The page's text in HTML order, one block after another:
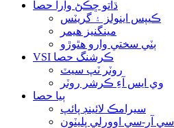
ڌاتو ڇڪڻ وارا حصا
ڪيپس اينولز ۽ گريٽس
مينگنيز هيمر
ٻٽي سختي وارو هٿوڙو
VSI ڪرشنگ حصا
روٽر ٽپ سيٽ
وي ايس آءِ ڪرشر روٽر
ٻيا حصا
سيرامڪ لائينڊ پائپ
سي آر-سي اوورلي پليٽون